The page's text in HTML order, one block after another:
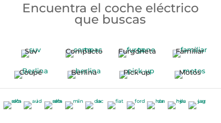
Encuentra el coche eléctrico
que buscas
Suv Compacto Furgoneta Familiar
Coupé Berlina Pick-up Motos